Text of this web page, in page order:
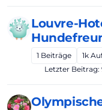
Louvre-
1 Beiträge 1k
Letzter Beitrag: